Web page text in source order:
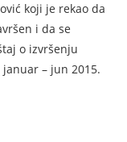
koji je rekao da
i da se
o izvršenju
– jun 2015.